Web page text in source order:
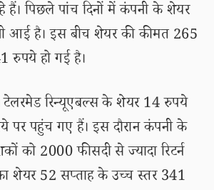
हैं। पिछले पांच दिनों में कंपनी के शेयर
आई है। इस बीच शेयर की कीमत 265
रुपये हो गई है।
रिन्यूएबल्स के शेयर 14 रुपये
पहुंच गए हैं। इस दौरान कंपनी के
को 2000 फीसदी से ज्यादा रिटर्न
शेयर 52 सप्ताह के उच्च स्तर 341